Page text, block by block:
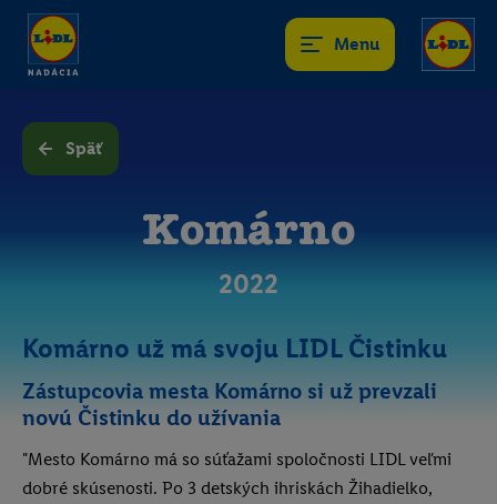
Menu
Späť
Komárno
2022
Komárno už má svoju LIDL Čistinku
Zástupcovia mesta Komárno si už prevzali
novú Čistinku do užívania
"Mesto Komárno má so súťažami spoločnosti LIDL veľmi
dobré skúsenosti. Po 3 detských ihriskách Žihadielko,